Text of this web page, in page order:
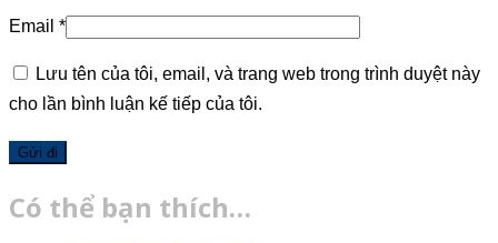
Email *
Lưu tên của tôi, email, và trang web trong trình duyệt này
cho lần bình luận kế tiếp của tôi.
Có thể bạn thích…